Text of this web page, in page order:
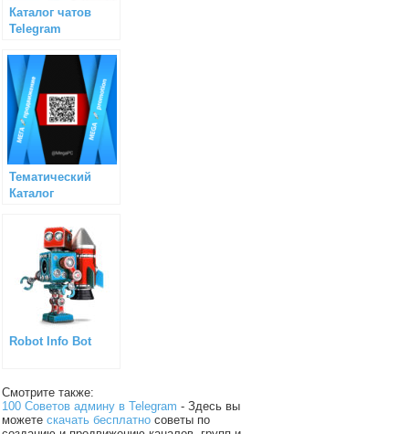
Каталог чатов
Telegram
Тематический
Каталог
Robot Info Bot
Смотрите также:
100 Советов админу в Telegram - Здесь вы
можетескачать бесплатно советы по